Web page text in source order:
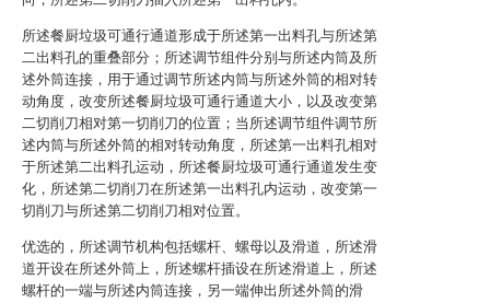
所述餐厨垃圾可通行通道形成于所述第一出料孔与所述第
二出料孔的重叠部分；所述调节组件分别与所述内筒及所
述外筒连接，用于通过调节所述内筒与所述外筒的相对转
动角度，改变所述餐厨垃圾可通行通道大小，以及改变第
二切削刀相对第一切削刀的位置；当所述调节组件调节所
述内筒与所述外筒的相对转动角度，所述第一出料孔相对
于所述第二出料孔运动，所述餐厨垃圾可通行通道发生变
化，所述第二切削刀在所述第一出料孔内运动，改变第一
切削刀与所述第二切削刀相对位置。
优选的，所述调节机构包括螺杆、螺母以及滑道，所述滑
道开设在所述外筒上，所述螺杆插设在所述滑道上，所述
螺杆的一端与所述内筒连接，另一端伸出所述外筒的滑